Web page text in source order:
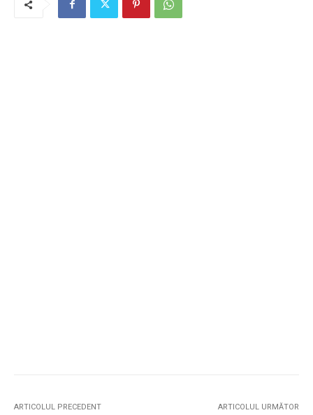
ARTICOLUL PRECEDENT ARTICOLUL URMĂTOR